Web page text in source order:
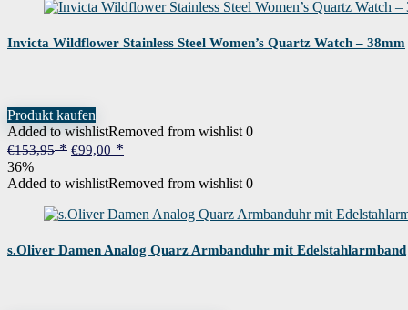
Invicta Wildflower Stainless Steel Women’s Quartz Watch – 38mm
Produkt kaufen
Added to wishlistRemoved from wishlist 0
€153,95
Ursprünglicher
war:
€153,95
€99,00
€99,00.
36%
Added to wishlistRemoved from wishlist 0
s.Oliver Damen Analog Quarz Armbanduhr mit Edelstahlarmband